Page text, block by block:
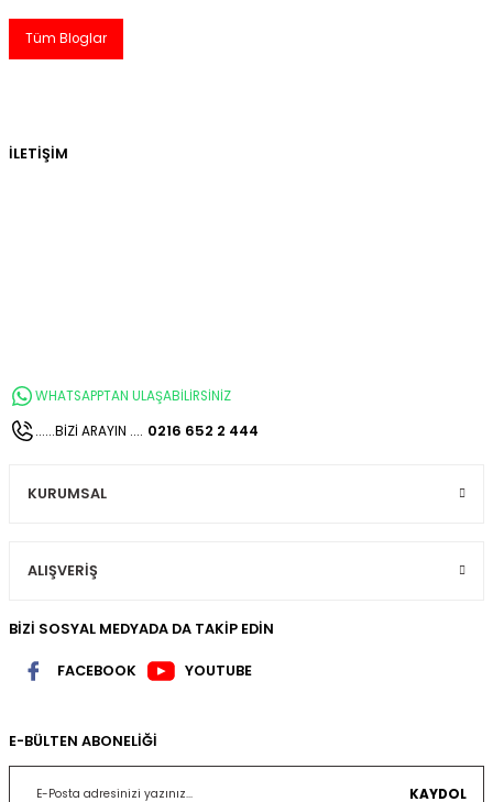
Tüm Bloglar
İLETİŞİM
WHATSAPPTAN ULAŞABİLİRSİNİZ
......BİZİ ARAYIN .... 0216 652 2 444
KURUMSAL
ALIŞVERİŞ
BİZİ SOSYAL MEDYADA DA TAKİP EDİN
FACEBOOK YOUTUBE
E-BÜLTEN ABONELİĞİ
KAYDOL